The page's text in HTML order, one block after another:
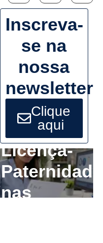
Inscreva-
se na
nossa
newsletter
Clique
aqui
Licença-
Paternidade
nas